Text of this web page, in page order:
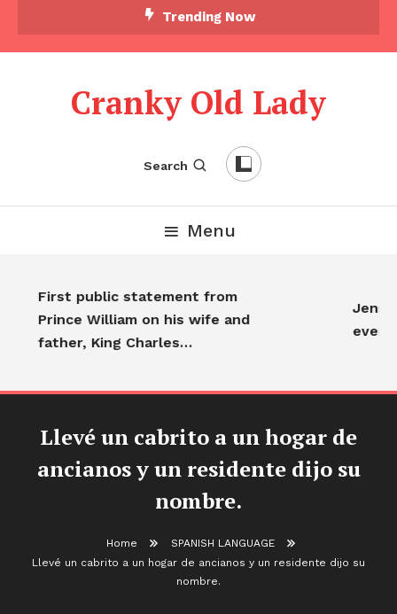
Trending Now
Cranky Old Lady
Search
Menu
First public statement from
Prince William on his wife and
father, King Charles…
Llevé un cabrito a un hogar de
ancianos y un residente dijo su
nombre.
Home
SPANISH LANGUAGE
Llevé un cabrito a un hogar de ancianos y un residente dijo su
nombre.